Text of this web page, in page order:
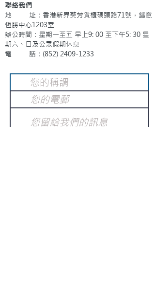
聯絡我們
地 址：香港新界葵芳貨櫃碼頭路71號，鍾意
恆勝中心1203室
辦公時間：星期一至五 早上9: 00 至下午5: 30 星
期六、日及公眾假期休息
電 話：(852) 2409-1233